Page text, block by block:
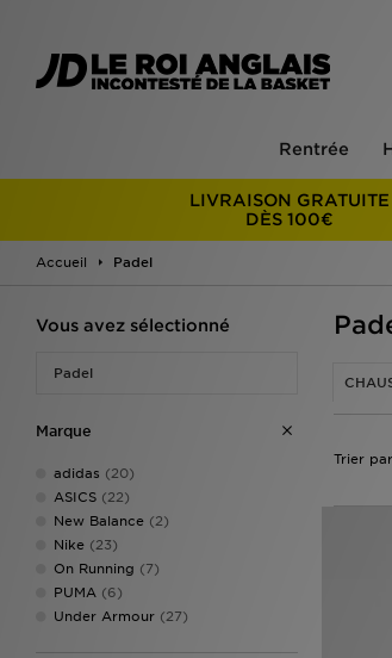
Rentrée
LIVRAISON GRATUITE
DÈS 100€
Accueil Padel
Vous avez sélectionné
Padel
Marque
adidas (20)
ASICS (22)
New Balance (2)
Nike (23)
On Running (7)
PUMA (6)
Under Armour (27)
Trier par